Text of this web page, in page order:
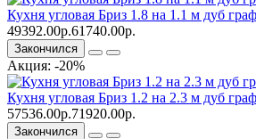
Кухня угловая Бриз 1.8 на 1.1 м дуб
49392.00р.61740.00р.
Закончился
Акция: -20%
Кухня угловая Бриз 1.2 на 2.3 м дуб
57536.00р.71920.00р.
Закончился